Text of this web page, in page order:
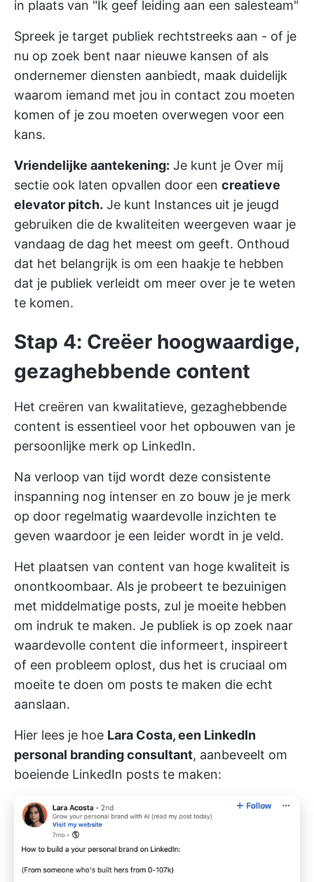
in plaats van "Ik geef leiding aan een salesteam"
Spreek je target publiek rechtstreeks aan - of je
nu op zoek bent naar nieuwe kansen of als
ondernemer diensten aanbiedt, maak duidelijk
waarom iemand met jou in contact zou moeten
komen of je zou moeten overwegen voor een
kans.
Vriendelijke aantekening: Je kunt je Over mij
sectie ook laten opvallen door een creatieve
elevator pitch. Je kunt Instances uit je jeugd
gebruiken die de kwaliteiten weergeven waar je
vandaag de dag het meest om geeft. Onthoud
dat het belangrijk is om een haakje te hebben
dat je publiek verleidt om meer over je te weten
te komen.
Stap 4: Creëer hoogwaardige,
gezaghebbende content
Het creëren van kwalitatieve, gezaghebbende
content is essentieel voor het opbouwen van je
persoonlijke merk op LinkedIn.
Na verloop van tijd wordt deze consistente
inspanning nog intenser en zo bouw je je merk
op door regelmatig waardevolle inzichten te
geven waardoor je een leider wordt in je veld.
Het plaatsen van content van hoge kwaliteit is
onontkoombaar. Als je probeert te bezuinigen
met middelmatige posts, zul je moeite hebben
om indruk te maken. Je publiek is op zoek naar
waardevolle content die informeert, inspireert
of een probleem oplost, dus het is cruciaal om
moeite te doen om posts te maken die echt
aanslaan.
Hier lees je hoe Lara Costa, een LinkedIn
personal branding consultant, aanbeveelt om
boeiende LinkedIn posts te maken: